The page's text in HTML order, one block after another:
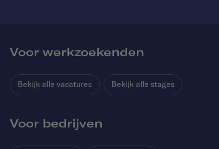
Voor werkzoekenden
Bekijk alle vacatures Bekijk alle stages
Voor bedrijven